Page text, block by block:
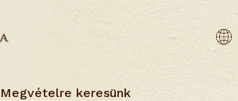
Megvételre keresünk